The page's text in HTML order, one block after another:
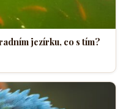
jezírku, co s tím?